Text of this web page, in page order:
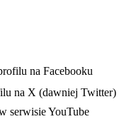
na Facebooku
na X (dawniej Twitter)
serwisie YouTube